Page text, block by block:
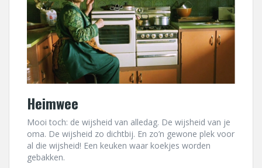
Heimwee
Mooi toch: de wijsheid van alledag. De wijsheid van je
oma. De wijsheid zo dichtbij. En zo’n gewone plek voor
al die wijsheid! Een keuken waar koekjes worden
gebakken.